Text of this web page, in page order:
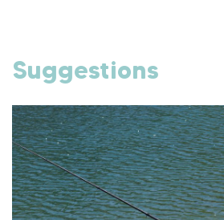
Suggestions